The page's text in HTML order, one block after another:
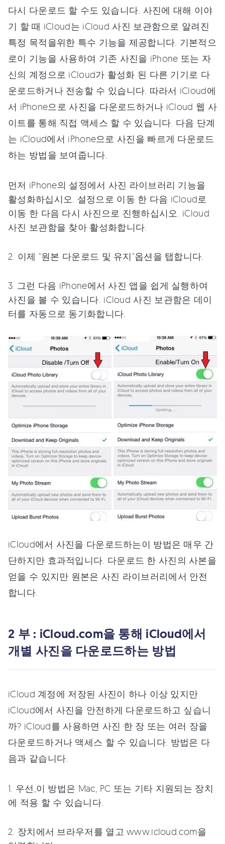
다시 다운로드 할 수도 있습니다. 사진에 대해 이야
기 할 때 iCloud는 iCloud 사진 보관함으로 알려진
특정 목적을위한 특수 기능을 제공합니다. 기본적으
로이 기능을 사용하여 기존 사진을 iPhone 또는 자
신의 계정으로 iCloud가 활성화 된 다른 기기로 다
운로드하거나 전송할 수 있습니다. 따라서 iCloud에
서 iPhone으로 사진을 다운로드하거나 iCloud 웹 사
이트를 통해 직접 액세스 할 수 있습니다. 다음 단계
는 iCloud에서 iPhone으로 사진을 빠르게 다운로드
하는 방법을 보여줍니다.
먼저 iPhone의 설정에서 사진 라이브러리 기능을
활성화하십시오. 설정으로 이동 한 다음 iCloud로
이동 한 다음 다시 사진으로 진행하십시오. iCloud
사진 보관함을 찾아 활성화합니다.
2. 이제 "원본 다운로드 및 유지"옵션을 탭합니다.
3. 그런 다음 iPhone에서 사진 앱을 쉽게 실행하여
사진을 볼 수 있습니다. iCloud 사진 보관함은 데이
터를 자동으로 동기화합니다.
iCloud에서 사진을 다운로드하는이 방법은 매우 간
단하지만 효과적입니다. 다운로드 한 사진의 사본을
얻을 수 있지만 원본은 사진 라이브러리에서 안전
합니다.
2 부 : iCloud.com을 통해 iCloud에서
개별 사진을 다운로드하는 방법
iCloud 계정에 저장된 사진이 하나 이상 있지만
iCloud에서 사진을 안전하게 다운로드하고 싶습니
까? iCloud를 사용하면 사진 한 장 또는 여러 장을
다운로드하거나 액세스 할 수 있습니다. 방법은 다
음과 같습니다.
1. 우선,이 방법은 Mac, PC 또는 기타 지원되는 장치
에 적용 할 수 있습니다.
2. 장치에서 브라우저를 열고 www.icloud.com을